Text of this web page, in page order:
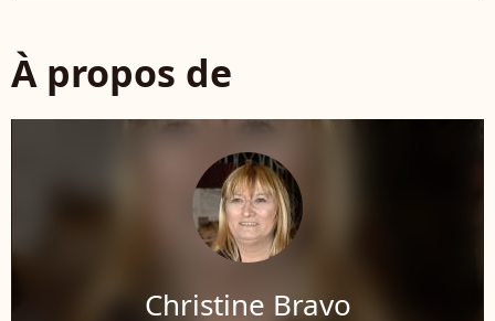
À propos de
Christine Bravo